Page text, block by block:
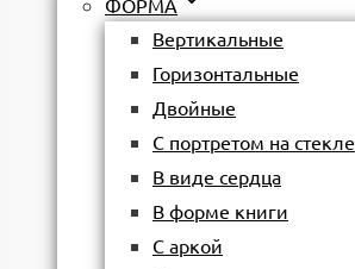
ФОРМА
Вертикальные
Горизонтальные
Двойные
С портретом на стекле
В виде сердца
В форме книги
С аркой